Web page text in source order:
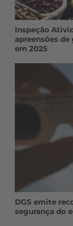
Inspeção
apreensões
em 2025
DGS emite
segurança do